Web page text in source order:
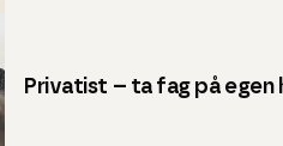
Privatist – ta fag på egen